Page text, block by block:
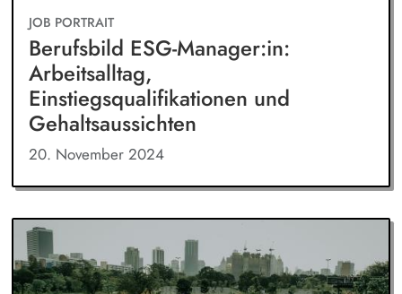
JOB PORTRAIT
Berufsbild ESG-Manager:in:
Arbeitsalltag,
Einstiegsqualifikationen und
Gehaltsaussichten
20. November 2024